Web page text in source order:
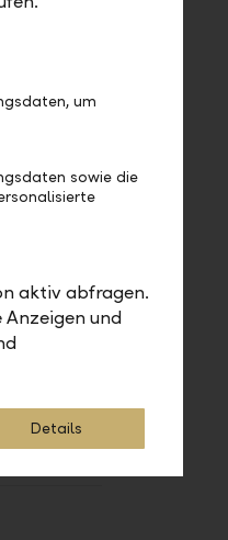
und
um
sowie die
aktiv abfragen.
und
Details